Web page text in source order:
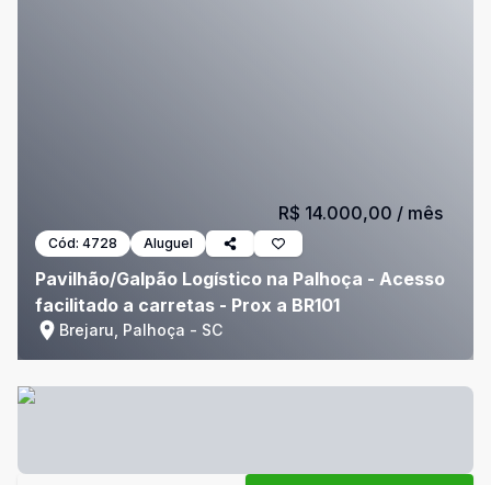
Cód: 4728 Aluguel
Pavilhão/Galpão Logístico na Palhoça - Acesso
facilitado a carretas - Prox a BR101
Brejaru, Palhoça - SC
R$ 14.000,00 / mês